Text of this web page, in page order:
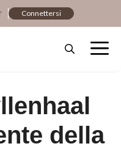
Connettersi
della